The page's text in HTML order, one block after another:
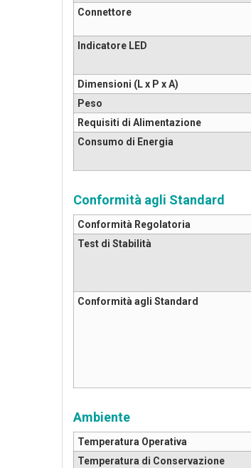
Connettore
Indicatore LED
Dimensioni (L x P x A)
Peso
Requisiti di Alimentazione
Consumo di Energia
Conformità agli Standard
Conformità Regolatoria
Test di Stabilità
Conformità agli Standard
Ambiente
Temperatura Operativa
Temperatura di Conservazione